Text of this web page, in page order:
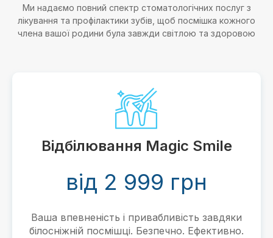
Ми надаємо повний спектр стоматологічних послуг з
лікування та профілактики зубів, щоб посмішка кожного
члена вашої родини була завжди світлою та здоровою
Відбілювання Magic Smile
від 2 999 грн
Ваша впевненість і привабливість завдяки
білосніжній посмішці. Безпечно. Ефективно.